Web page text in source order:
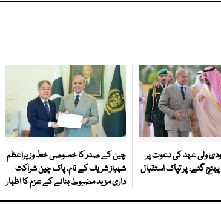
ولی عہد کی دعوت پر
گئے، پر تپاک استقبال
چین کے صدر کا خصوصی خط وزیراعظم
شہباز شریف کے نام، پاک چین شراکت
داری مزید مضبوط بنانے کے عزم کا اظہار